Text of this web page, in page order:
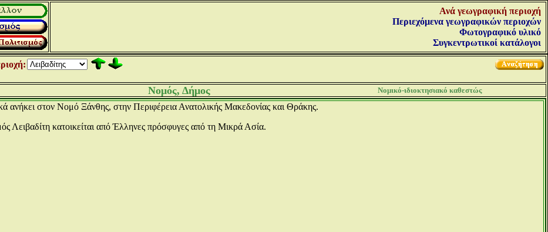
Ανά γεωγραφική περιοχή
Περιεχόμενα γεωγραφικών περιοχών
Φωτογραφικό υλικό
Συγκεντρωτικοί κατάλογοι
Νομός, Δήμος Νομικό-ιδιοκτησιακό καθεστώς
ανήκει στον Νομό Ξάνθης, στην Περιφέρεια Ανατολικής Μακεδονίας και Θράκης.
Λειβαδίτη κατοικείται από Έλληνες πρόσφυγες από τη Μικρά Ασία.